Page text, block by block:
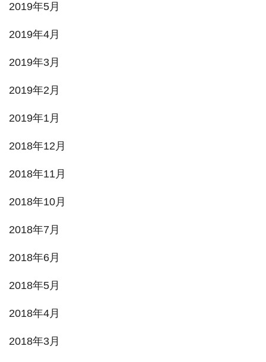
2019年5月
2019年4月
2019年3月
2019年2月
2019年1月
2018年12月
2018年11月
2018年10月
2018年7月
2018年6月
2018年5月
2018年4月
2018年3月